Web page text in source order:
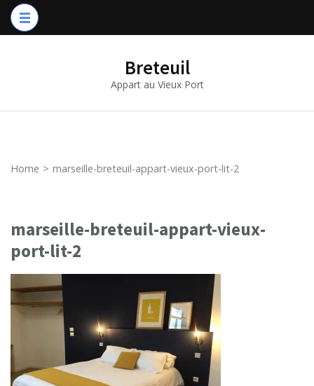
Breteuil
Appart au Vieux Port
Home > marseille-breteuil-appart-vieux-port-lit-2
marseille-breteuil-appart-vieux-
port-lit-2